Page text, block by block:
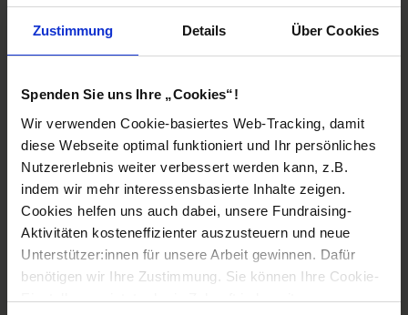
Zustimmung Details Über Cookies
Spenden Sie uns Ihre „Cookies“!
Wir verwenden Cookie-basiertes Web-Tracking, damit
diese Webseite optimal funktioniert und Ihr persönliches
Nutzererlebnis weiter verbessert werden kann, z.B.
indem wir mehr interessensbasierte Inhalte zeigen.
Cookies helfen uns auch dabei, unsere Fundraising-
Aktivitäten kosteneffizienter auszusteuern und neue
Unterstützer:innen für unsere Arbeit gewinnen. Dafür
benötigen wir Ihre Zustimmung. Sie können Ihre Cookie-
Einstellungen jetzt oder in Zukunft jederzeit anpassen.
Mag. Gottfried Mernyiist gerne für Sie da: